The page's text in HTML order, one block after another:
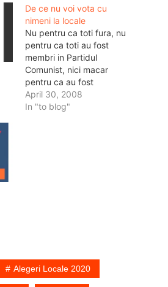
De ce nu voi vota cu
nimeni la locale
Nu pentru ca toti fura, nu
pentru ca toti au fost
membri in Partidul
Comunist, nici macar
pentru ca au fost
informatori ai securitatii
sau pentru ca au furat
April 30, 2008
In "to blog"
Alegeri Locale 2020